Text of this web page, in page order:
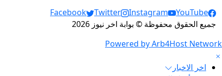
Social Links
Facebook Twitter Instagram
YouTube
جميع الحقوق محفوظة © بوابة اخر نيوز 2026
Powered by Arb4Host Network
اخر الاخبار